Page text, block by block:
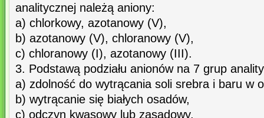
analitycznej należą aniony:
a) chlorkowy, azotanowy (V),
b) azotanowy (V), chloranowy (V),
c) chloranowy (I), azotanowy (III).
3. Podstawą podziału anionów na 7 grup
a) zdolność do wytrącania soli srebra i baru w
b) wytrącanie się białych osadów,
c) odczyn kwasowy lub zasadowy,